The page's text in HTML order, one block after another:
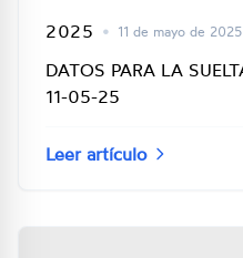
2025 • 11 de mayo de 2025
DATOS PARA LA
11-05-25
Leer artículo